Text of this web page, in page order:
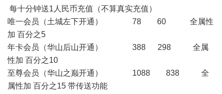
每十分钟送1人民币充值（不算真实充值）
唯一会员（土城左下开通） 78 60 全属性
加 百分之5
年卡会员（华山后山开通） 388 298 全属
性加 百分之10
至尊会员（华山之巅开通） 1088 838 全
属性加 百分之15 带传送功能